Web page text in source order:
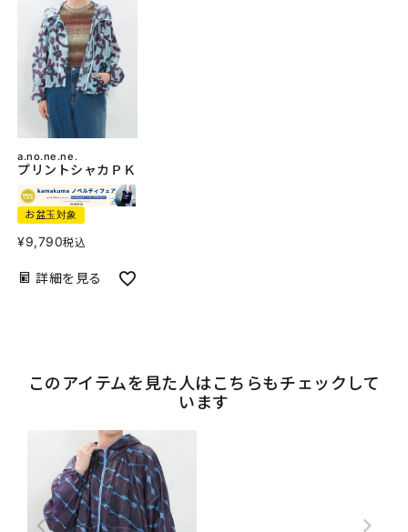
a.no.ne.ne.
プリントシャカＰＫ
お盆玉対象
¥9,790税込
詳細を見る
このアイテムを見た人はこちらもチェックして
います